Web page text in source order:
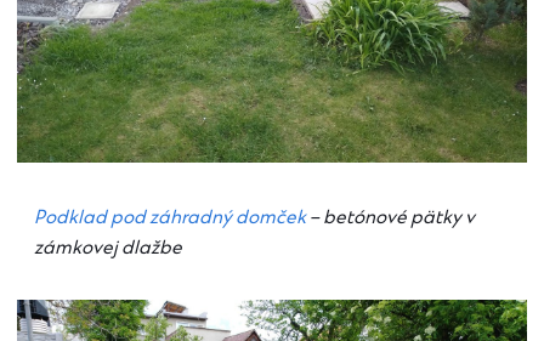
Podklad pod záhradný domček– betónové pätky v
zámkovej dlažbe